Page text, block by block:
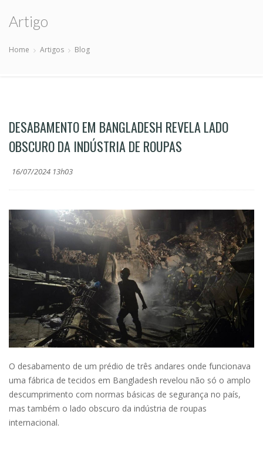
Artigo
Home Artigos Blog
DESABAMENTO EM BANGLADESH REVELA LADO
OBSCURO DA INDÚSTRIA DE ROUPAS
16/07/2024 13h03
O desabamento de um prédio de três andares onde funcionava
uma fábrica de tecidos em Bangladesh revelou não só o amplo
descumprimento com normas básicas de segurança no país,
mas também o lado obscuro da indústria de roupas
internacional.